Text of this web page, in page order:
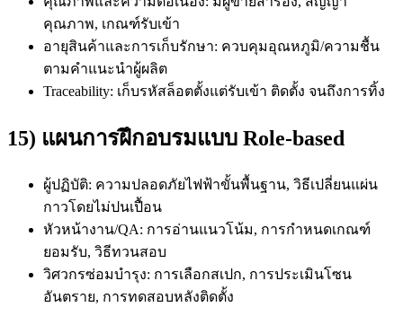
คุณภาพ, เกณฑ์รับเข้า
อายุสินค้าและการเก็บรักษา: ควบคุมอุณหภูมิ/ความชื้น
ตามคำแนะนำผู้ผลิต
Traceability: เก็บรหัสล็อตตั้งแต่รับเข้า ติดตั้ง จนถึงการทิ้ง
15) แผนการฝึกอบรมแบบ Role-based
ผู้ปฏิบัติ: ความปลอดภัยไฟฟ้าขั้นพื้นฐาน, วิธีเปลี่ยนแผ่น
กาวโดยไม่ปนเปื้อน
หัวหน้างาน/QA: การอ่านแนวโน้ม, การกำหนดเกณฑ์
ยอมรับ, วิธีทวนสอบ
วิศวกรซ่อมบำรุง: การเลือกสเปก, การประเมินโซน
อันตราย, การทดสอบหลังติดตั้ง